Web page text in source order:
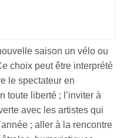
saison un vélo ou
choix peut être interprété
le spectateur en
toute liberté ; l’inviter à
avec les artistes qui
; aller à la rencontre